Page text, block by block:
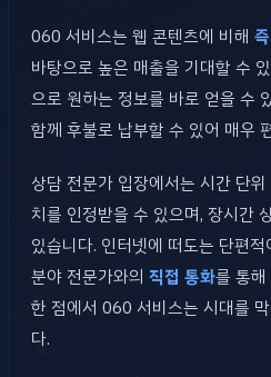
060 서비스는 웹 콘텐츠에 비해
바탕으로 높은 매출을 기대할 수
으로 원하는 정보를 바로 얻을 수
함께 후불로 납부할 수 있어 매우
상담 전문가 입장에서는 시간 단
치를 인정받을 수 있으며, 장시간
있습니다. 인터넷에 떠도는 단편
분야 전문가와의 직접 통화를 통
한 점에서 060 서비스는 시대를
다.